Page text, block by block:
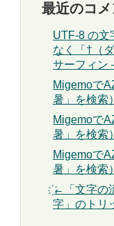
最近のコメ
UTF-8 の文
なく「†（
サーフィン
Migemoで
暑」を検索）
Migemoで
暑」を検索）
Migemoで
暑」を検索）
҉←「文字の
字」のトリ